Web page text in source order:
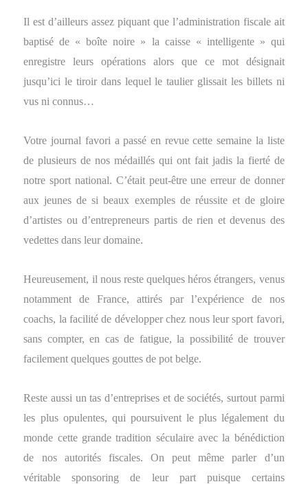
Il est d’ailleurs assez piquant que l’administration fiscale ait
baptisé de « boîte noire » la caisse « intelligente » qui
enregistre leurs opérations alors que ce mot désignait
jusqu’ici le tiroir dans lequel le taulier glissait les billets ni
vus ni connus…
Votre journal favori a passé en revue cette semaine la liste
de plusieurs de nos médaillés qui ont fait jadis la fierté de
notre sport national. C’était peut-être une erreur de donner
aux jeunes de si beaux exemples de réussite et de gloire
d’artistes ou d’entrepreneurs partis de rien et devenus des
vedettes dans leur domaine.
Heureusement, il nous reste quelques héros étrangers, venus
notamment de France, attirés par l’expérience de nos
coachs, la facilité de développer chez nous leur sport favori,
sans compter, en cas de fatigue, la possibilité de trouver
facilement quelques gouttes de pot belge.
Reste aussi un tas d’entreprises et de sociétés, surtout parmi
les plus opulentes, qui poursuivent le plus légalement du
monde cette grande tradition séculaire avec la bénédiction
de nos autorités fiscales. On peut même parler d’un
véritable sponsoring de leur part puisque certains